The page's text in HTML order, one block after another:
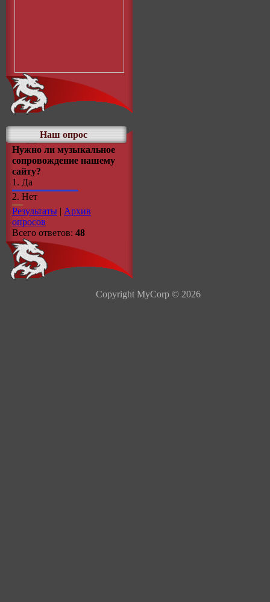
Наш опрос
Нужно ли музыкальное
сопровождение нашему
сайту?
1. Да
2. Нет
Результаты | Архив
опросов
Всего ответов: 48
Copyright MyCorp © 2026